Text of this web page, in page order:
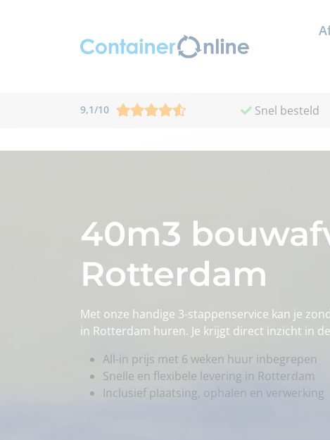
9,1/10 Snel besteld
40m3
Rotterdam
Met onze handige 3-stappenservice kan je
in Rotterdam huren. Je krijgt direct inzicht in
All-in prijs met 6 weken huur inbegrepen
Snelle en flexibele levering in Rotterdam
Inclusief plaatsing, ophalen en verwerking